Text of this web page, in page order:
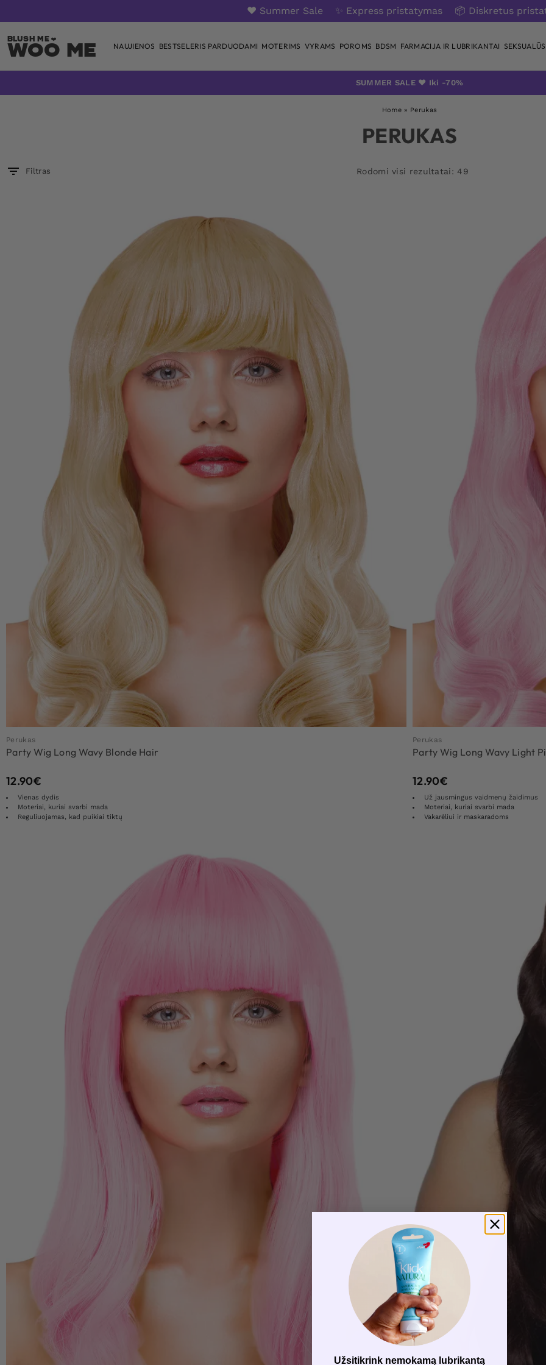
❤️ Summer Sale ✨ Express pristatymas 📦 Diskretus
Woo Me NAUJIENOS BESTSELERIS PARDUODAMI MOTERIMS VYRAMS POROMS BDSM FARMACIJA IR LUBRIKANTAI
SUMMER SALE ❤️ Iki -70%
Home » Perukas
PERUKAS
Filtras Rodomi visi rezultatai: 49
Perukas
Party Wig Long Wavy Blonde Hair
12.90€
Vienas dydis
Moteriai, kuriai svarbi mada
Reguliuojamas, kad puikiai tiktų
Perukas
Party Wig Long Wavy Light
12.90€
Už jausmingus vaidmenų žaidimus
Moteriai, kuriai svarbi mada
Vakarėliui ir maskaradoms
Užsitikrink nemokamą lubrikantą